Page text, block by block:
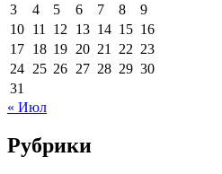
3
4 5 6 7 8
9
10 11 12 13 14 15 16
17 18 19 20 21 22 23
24 25 26 27 28 29 30
31
« Июл
Рубрики